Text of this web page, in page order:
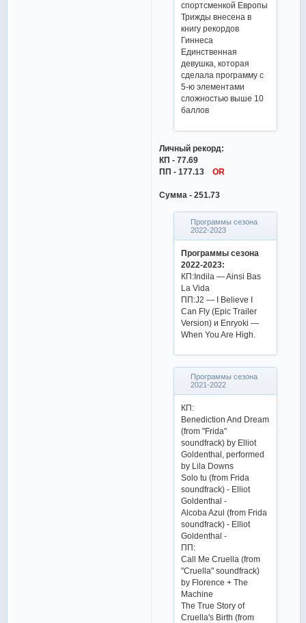
спортсменкой Европы
Трижды внесена в
книгу рекордов
Гиннеса
Единственная
девушка, которая
сделала программу с
5-ю элементами
сложностью выше 10
баллов
Личный рекорд:
КП - 77.69
ПП - 177.13
OR
Сумма - 251.73
Программы сезона
2022-2023
Программы сезона
2022-2023:
КП:Indila — Ainsi Bas
La Vida
ПП:J2 — I Believe I
Can Fly (Epic Trailer
Version) и Enryoki —
When You Are High.
Программы сезона
2021-2022
КП:
Benediction And Dream
(from "Frida"
soundfrack) by Elliot
Goldenthal, performed
by Lila Downs
Solo tu (from Frida
soundfrack) - Elliot
Goldenthal -
Alcoba Azul (from Frida
soundfrack) - Elliot
Goldenthal -
ПП:
Call Me Cruella (from
"Cruella" soundfrack)
by Florence + The
Machine
The True Story of
Cruella's Birth (from